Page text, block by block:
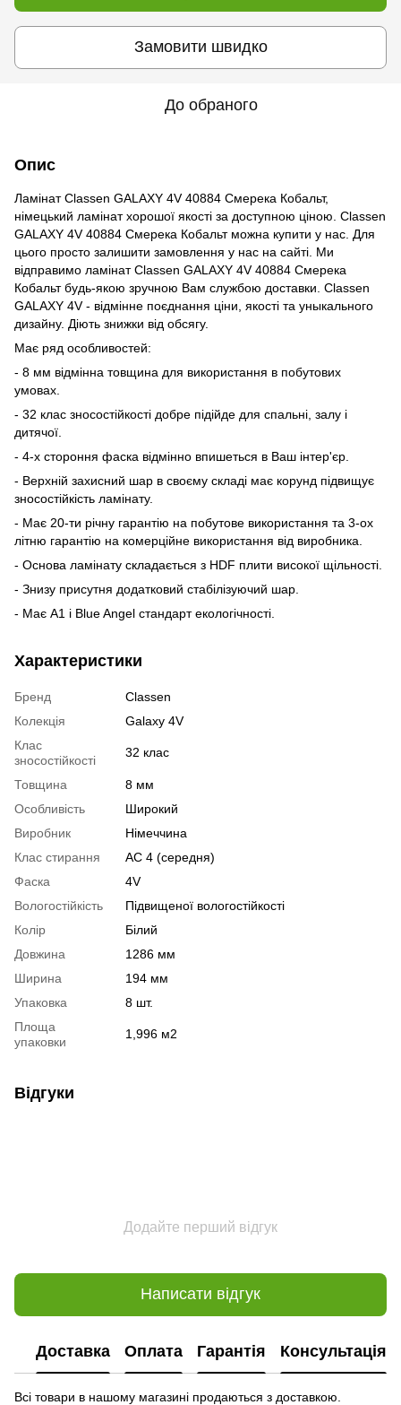
Замовити швидко
До обраного
Опис
Ламінат Classen GALAXY 4V 40884 Смерека Кобальт,
німецький ламінат хорошої якості за доступною ціною. Classen
GALAXY 4V 40884 Смерека Кобальт можна купити у нас. Для
цього просто залишити замовлення у нас на сайті. Ми
відправимо ламінат Classen GALAXY 4V 40884 Смерека
Кобальт будь-якою зручною Вам службою доставки. Classen
GALAXY 4V - відмінне поєднання ціни, якості та уныкального
дизайну. Діють знижки від обсягу.
Має ряд особливостей:
- 8 мм відмінна товщина для використання в побутових
умовах.
- 32 клас зносостійкості добре підійде для спальні, залу і
дитячої.
- 4-х стороння фаска відмінно впишеться в Ваш інтер'єр.
- Верхній захисний шар в своєму складі має корунд підвищує
зносостійкість ламінату.
- Має 20-ти річну гарантію на побутове використання та 3-ох
літню гарантію на комерційне використання від виробника.
- Основа ламінату складається з HDF плити високої щільності.
- Знизу присутня додатковий стабілізуючий шар.
- Має А1 і Blue Angel стандарт екологічності.
Характеристики
Бренд
Classen
Колекція
Galaxy 4V
Клас
зносостійкості
32 клас
Товщина
8 мм
Особливість
Широкий
Виробник
Німеччина
Клас стирання
АС 4 (середня)
Фаска
4V
Вологостійкість
Підвищеної вологостійкості
Колір
Білий
Довжина
1286 мм
Ширина
194 мм
Упаковка
8 шт.
Площа
упаковки
1,996 м2
Відгуки
Додайте перший відгук
Написати відгук
Доставка Оплата Гарантія Консультація
Всі товари в нашому магазині продаються з доставкою.